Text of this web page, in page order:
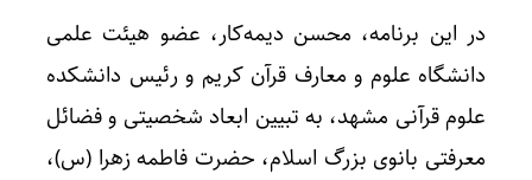
در این برنامه، محسن دیمه‌کار، عضو هیئت علمی
دانشگاه علوم و معارف قرآن کریم و رئیس دانشکده
علوم قرآنی مشهد، به تبیین ابعاد شخصیتی و فضائل
معرفتی بانوی بزرگ اسلام، حضرت فاطمه زهرا (س)،